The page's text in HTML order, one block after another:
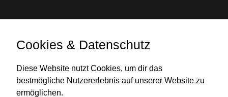
Banküberweisung
Cookies & Datenschutz
Diese Website nutzt Cookies, um dir das
bestmögliche Nutzererlebnis auf unserer Website zu
ermöglichen.